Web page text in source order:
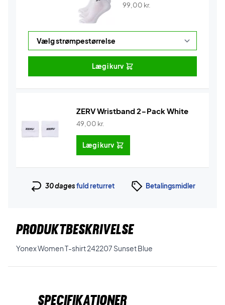
99,00 kr.
Læg i kurv
ZERV Wristband 2-Pack White
49,00 kr.
Læg i kurv
30 dagesfuld returret Betalingsmidler
PRODUKTBESKRIVELSE
Yonex Women T-shirt 242207 Sunset Blue
Specifikationer